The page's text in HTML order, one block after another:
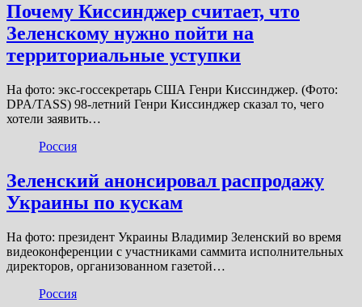
Почему Киссинджер считает, что
Зеленскому нужно пойти на
территориальные уступки
На фото: экс-госсекретарь США Генри Киссинджер. (Фото:
DPA/TASS) 98-летний Генри Киссинджер сказал то, чего
хотели заявить…
Россия
Зеленский анонсировал распродажу
Украины по кускам
На фото: президент Украины Владимир Зеленский во время
видеоконференции с участниками саммита исполнительных
директоров, организованном газетой…
Россия